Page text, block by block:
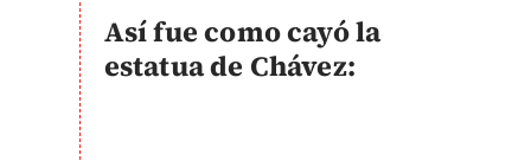
Así fue como cayó la
estatua de Chávez: